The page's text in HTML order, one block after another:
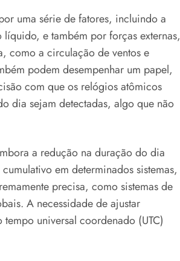
uma série de fatores, incluindo a
e também por forças externas,
como a circulação de ventos e
podem desempenhar um papel,
com que os relógios atômicos
dia sejam detectadas, algo que não
a redução na duração do dia
em determinados sistemas,
precisa, como sistemas de
A necessidade de ajustar
universal coordenado (UTC)